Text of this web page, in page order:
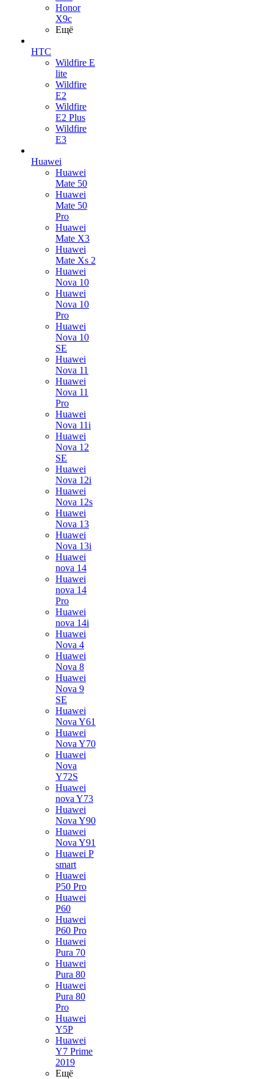
Honor
X9c
Ещё
HTC
Wildfire E
lite
Wildfire
E2
Wildfire
E2 Plus
Wildfire
E3
Huawei
Huawei
Mate 50
Huawei
Mate 50
Pro
Huawei
Mate X3
Huawei
Mate Xs 2
Huawei
Nova 10
Huawei
Nova 10
Pro
Huawei
Nova 10
SE
Huawei
Nova 11
Huawei
Nova 11
Pro
Huawei
Nova 11i
Huawei
Nova 12
SE
Huawei
Nova 12i
Huawei
Nova 12s
Huawei
Nova 13
Huawei
Nova 13i
Huawei
nova 14
Huawei
nova 14
Pro
Huawei
nova 14i
Huawei
Nova 4
Huawei
Nova 8
Huawei
Nova 9
SE
Huawei
Nova Y61
Huawei
Nova Y70
Huawei
Nova
Y72S
Huawei
nova Y73
Huawei
Nova Y90
Huawei
Nova Y91
Huawei P
smart
Huawei
P50 Pro
Huawei
P60
Huawei
P60 Pro
Huawei
Pura 70
Huawei
Pura 80
Huawei
Pura 80
Pro
Huawei
Y5P
Huawei
Y7 Prime
2019
Ещё